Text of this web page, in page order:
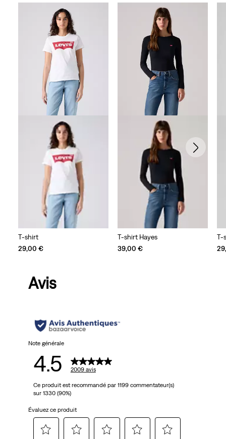
T-shirt
29,00 €
T-shirt Hayes
39,00 €
T-
Avis
Note générale
4.5 2009 avis
Ce produit est recommandé par 1199 commentateur(s)
sur 1330 (90%)
Évaluez ce produit